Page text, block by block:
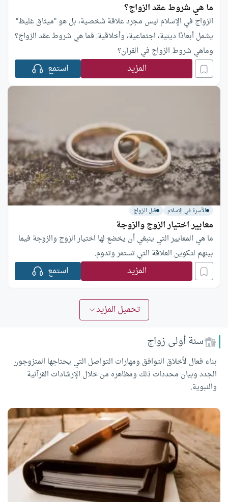
ما هي شروط عقد الزواج؟
الزواج في الإسلام ليس مجرد علاقة شخصية، بل هو "ميثاق غليظ"
يشمل أبعادًا دينية، اجتماعية، وأخلاقية. فما هي شروط عقد الزواج؟
وماهي شروط الزواج في القرآن؟
المزيد استمع
الأسرة في الإسلام قبل الزواج
معايير اختيار الزوج والزوجة
ما هي المعايير التي ينبغي أن يخضع لها اختيار الزوج والزوجة فيما
بينهم لتكوين العلاقة التي تستمر وتدوم.
المزيد استمع
تحميل المزيد
سنة أولى زواج
بناء فعال لأخلاق التوافق ومهارات التواصل التي يحتاجها المتزوجون
الجدد وبيان محددات ذلك ومظاهره من خلال الإرشادات القرآنية
والنبوية.